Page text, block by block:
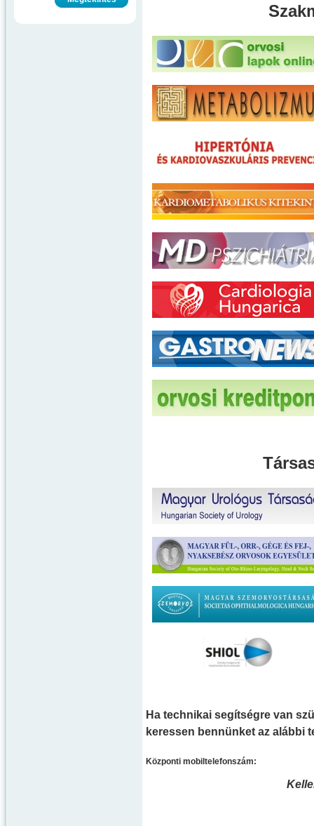
Ha technikai segítségre van
keressen bennünket az alábbi
Központi mobiltelefonszám: